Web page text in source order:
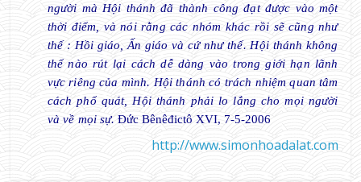
người mà Hội thánh đã thành công đạt được vào một
thời điểm, và nói rằng các nhóm khác rồi sẽ cũng như
thế : Hồi giáo, Ấn giáo và cứ như thế. Hội thánh không
thể nào rút lại cách dễ dàng vào trong giới hạn lãnh
vực riêng của mình. Hội thánh có trách nhiệm quan tâm
cách phổ quát, Hội thánh phải lo lắng cho mọi người
và về mọi sự. Đức Bênêđictô XVI, 7-5-2006
http://www.simonhoadalat.com